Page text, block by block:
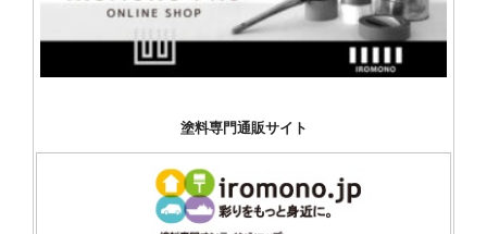
塗料専門通販サイト